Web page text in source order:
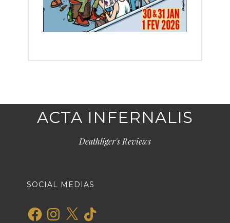
ACTA INFERNALIS
Deathliger's Reviews
SOCIAL MEDIAS
FacebookInstagram
X TikTok